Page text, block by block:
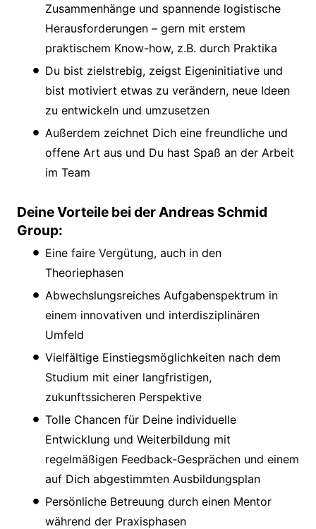
Zusammenhänge und spannende logistische
Herausforderungen – gern mit erstem
praktischem Know-how, z.B. durch Praktika
Du bist zielstrebig, zeigst Eigeninitiative und
bist motiviert etwas zu verändern, neue Ideen
zu entwickeln und umzusetzen
Außerdem zeichnet Dich eine freundliche und
offene Art aus und Du hast Spaß an der Arbeit
im Team
Deine Vorteile bei der Andreas Schmid
Group:
Eine faire Vergütung, auch in den
Theoriephasen
Abwechslungsreiches Aufgabenspektrum in
einem innovativen und interdisziplinären
Umfeld
Vielfältige Einstiegsmöglichkeiten nach dem
Studium mit einer langfristigen,
zukunftssicheren Perspektive
Tolle Chancen für Deine individuelle
Entwicklung und Weiterbildung mit
regelmäßigen Feedback-Gesprächen und einem
auf Dich abgestimmten Ausbildungsplan
Persönliche Betreuung durch einen Mentor
während der Praxisphasen